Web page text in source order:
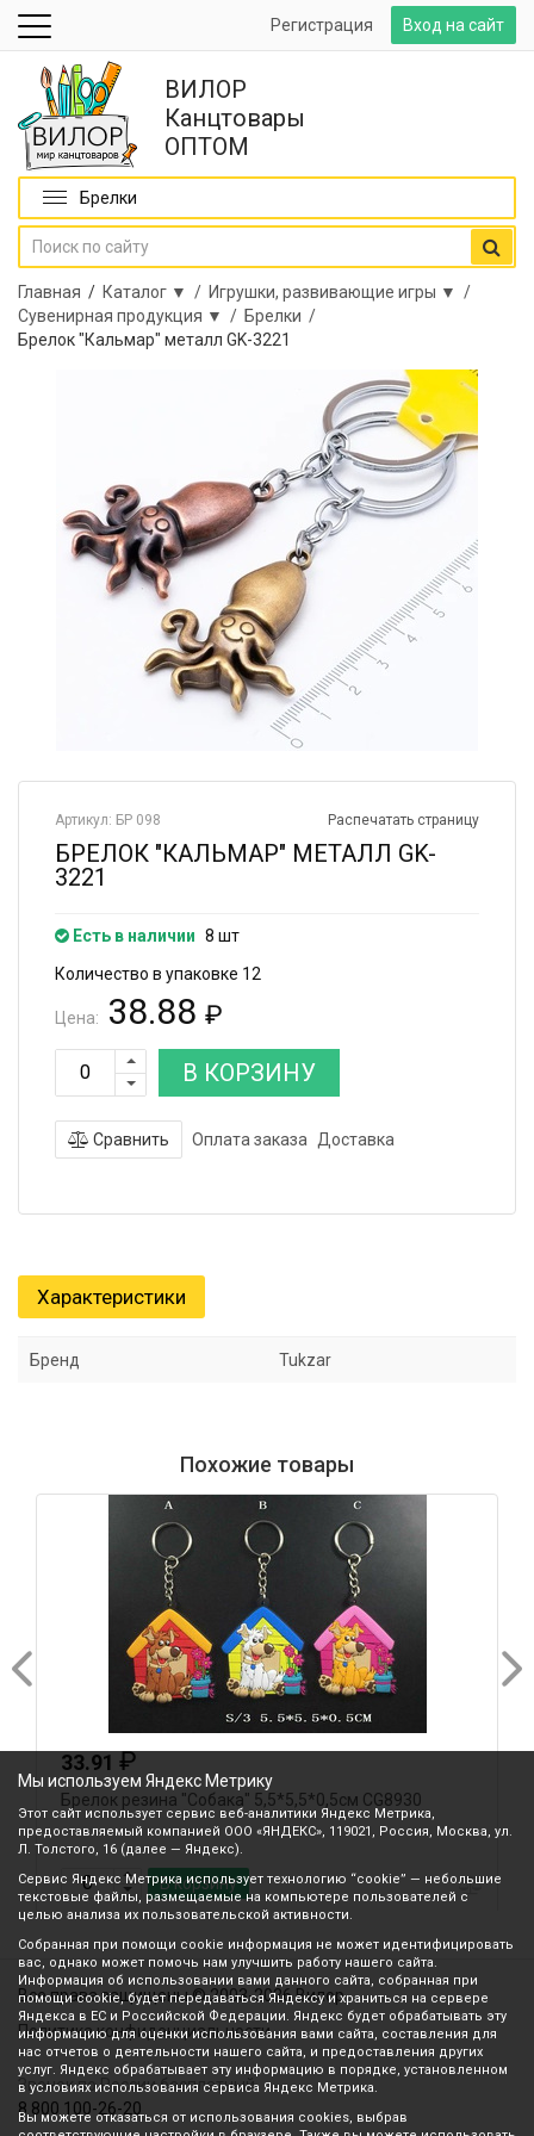
Вход на сайт
Регистрация
ВИЛОР
Канцтовары
ОПТОМ
Брелки
Главная / Каталог ▼ / Игрушки, развивающие игры ▼ /
Сувенирная продукция ▼ / Брелки /
Брелок "Кальмар" металл GK-3221
Распечатать страницу
Артикул: БР 098
БРЕЛОК "КАЛЬМАР" МЕТАЛЛ GK-
3221
Есть в наличии 8 шт
Количество в упаковке 12
Цена: 38.88 ₽
В КОРЗИНУ
Сравнить Оплата заказа Доставка
Характеристики
Бренд Tukzar
Похожие товары
33.91 ₽
Брелок резина "Собака" 5,5*5,5*0,5см CG8930
В корзину
Все права защищены © 2003-2026 Вилор
Политика конфиденциальности
Звонок по России бесплатный
8 800 100-26-20
Мы используем Яндекс Метрику
Этот сайт использует сервис веб-аналитики Яндекс Метрика,
предоставляемый компанией ООО «ЯНДЕКС», 119021, Россия, Москва, ул.
Л. Толстого, 16 (далее — Яндекс).
Сервис Яндекс Метрика использует технологию “cookie” — небольшие
текстовые файлы, размещаемые на компьютере пользователей с
целью анализа их пользовательской активности.
Собранная при помощи cookie информация не может идентифицировать
вас, однако может помочь нам улучшить работу нашего сайта.
Информация об использовании вами данного сайта, собранная при
помощи cookie, будет передаваться Яндексу и храниться на сервере
Яндекса в ЕС и Российской Федерации. Яндекс будет обрабатывать эту
информацию для оценки использования вами сайта, составления для
нас отчетов о деятельности нашего сайта, и предоставления других
услуг. Яндекс обрабатывает эту информацию в порядке, установленном
в условиях использования сервиса Яндекс Метрика.
Вы можете отказаться от использования cookies, выбрав